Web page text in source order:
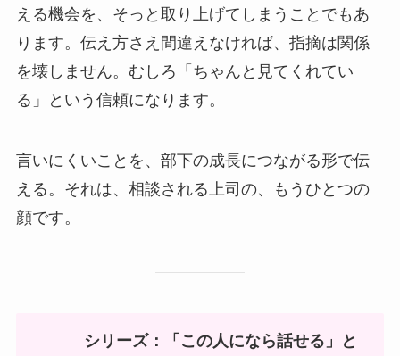
える機会を、そっと取り上げてしまうことでもあ
ります。伝え方さえ間違えなければ、指摘は関係
を壊しません。むしろ「ちゃんと見てくれてい
る」という信頼になります。
言いにくいことを、部下の成長につながる形で伝
える。それは、相談される上司の、もうひとつの
顔です。
シリーズ：「この人になら話せる」と